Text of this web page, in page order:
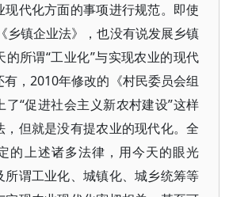
现代化方面的事项进行规范。即使
乡镇企业法》，也没有说发展乡镇
所谓“工业化”与实现农业的现代
，2010年修改的《村民委员会组
“促进社会主义新农村建设”这样
，但就是没有提农业的现代化。全
的上述诸多法律，用今天的眼光
所谓工业化、城镇化、城乡统筹等